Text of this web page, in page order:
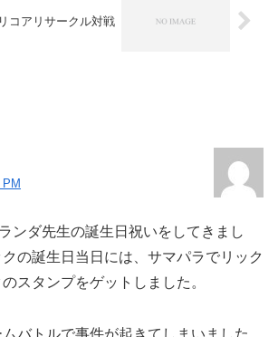
リコアリサークル対戦
ンダ先生の誕生日祝いをしてきまし
の誕生日当日には、サマパラでリック
スタンプをゲットしました。
バトルで事件が起きてしまいました。